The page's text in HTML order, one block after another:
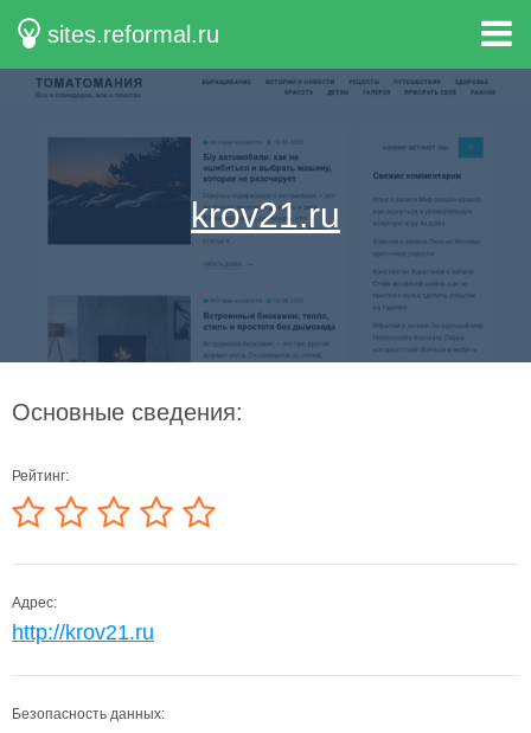
sites.reformal.ru
krov21.ru
Основные сведения:
Рейтинг:
Адрес:
http://krov21.ru
Безопасность данных: